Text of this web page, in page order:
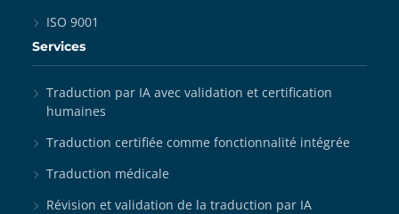
ISO 9001
Services
Traduction par IA avec validation et certification
humaines
Traduction certifiée comme fonctionnalité intégrée
Traduction médicale
Révision et validation de la traduction par IA